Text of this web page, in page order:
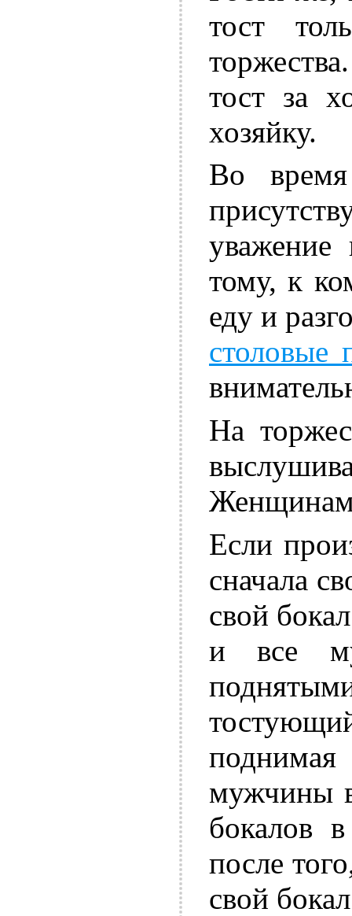
тост
тост за
хозяйку.
Во время
тому, к
еду и
столовые
На
Женщинам
Если
сначала
свой
и все
мужчины
бокалов
после
свой